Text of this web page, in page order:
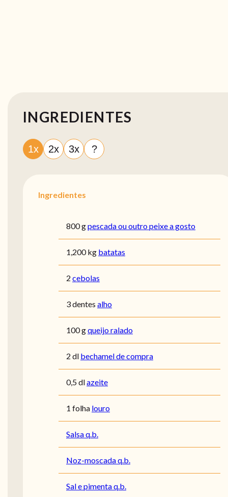
INGREDIENTES
1x 2x 3x ?
Ingredientes
800 gpescada ou outro peixe a gosto
1,200 kg batatas
2 cebolas
3 dentes alho
100 gqueijo ralado
2 dl bechamel de compra
0,5 dlazeite
1 folha louro
Salsa q.b.
Noz-moscada q.b.
Sal e pimenta q.b.